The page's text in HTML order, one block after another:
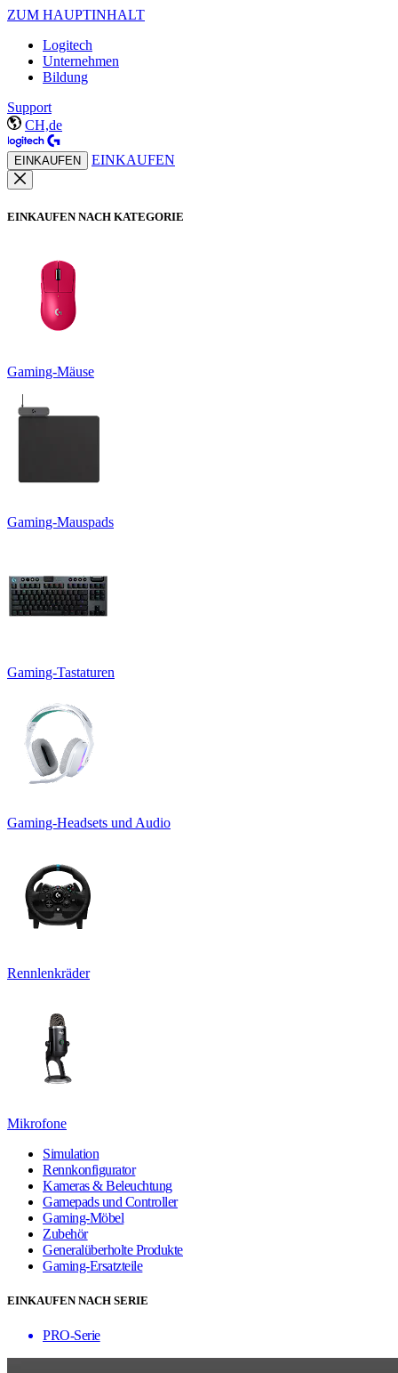
ZUM HAUPTINHALT
Logitech
Unternehmen
Bildung
Support
CH,de
EINKAUFEN EINKAUFEN
EINKAUFEN NACH KATEGORIE
Gaming-Mäuse
Gaming-Mauspads
Gaming-Tastaturen
Gaming-Headsets und Audio
Rennlenkräder
Mikrofone
Simulation
Rennkonfigurator
Kameras & Beleuchtung
Gamepads und Controller
Gaming-Möbel
Zubehör
Generalüberholte Produkte
Gaming-Ersatzteile
EINKAUFEN NACH SERIE
PRO-Serie